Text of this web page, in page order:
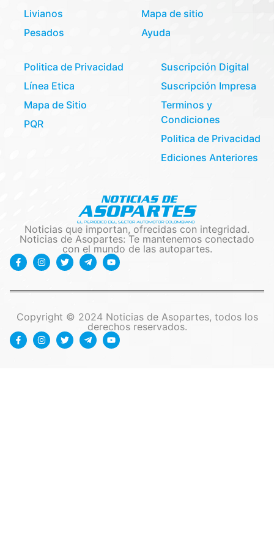
Livianos
Pesados
Mapa de sitio
Ayuda
Politica de Privacidad
Línea Etica
Mapa de Sitio
PQR
Suscripción Digital
Suscripción Impresa
Terminos y
Condiciones
Politica de Privacidad
Ediciones Anteriores
Noticias que importan, ofrecidas con integridad.
Noticias de Asopartes: Te mantenemos conectado
con el mundo de las autopartes.
Copyright © 2024 Noticias de Asopartes, todos los
derechos reservados.